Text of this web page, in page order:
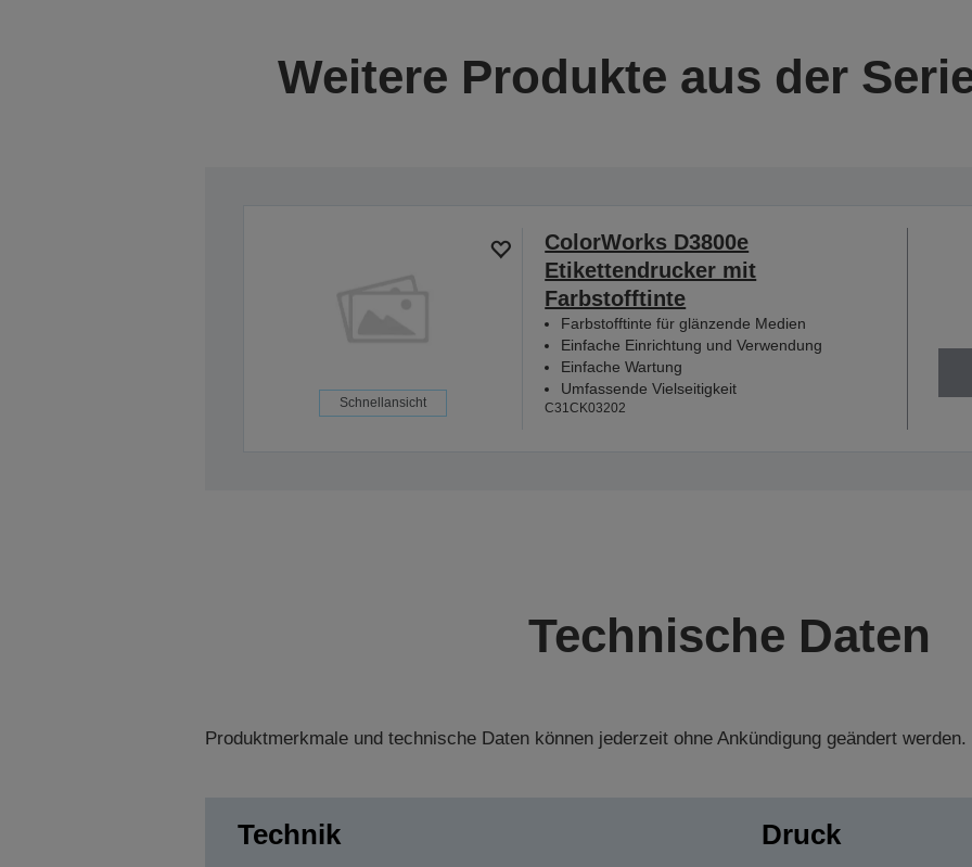
Weitere Produkte aus der
Schnellansicht
ColorWorks D3800e
Etikettendrucker mit
Farbstofftinte
Farbstofftinte für glänzende Medien
Einfache Einrichtung und Verwendung
Einfache Wartung
Umfassende Vielseitigkeit
C31CK03202
Technische Daten
Produktmerkmale und technische Daten können jederzeit ohne Ankündigung geändert werden.
Technik Druck